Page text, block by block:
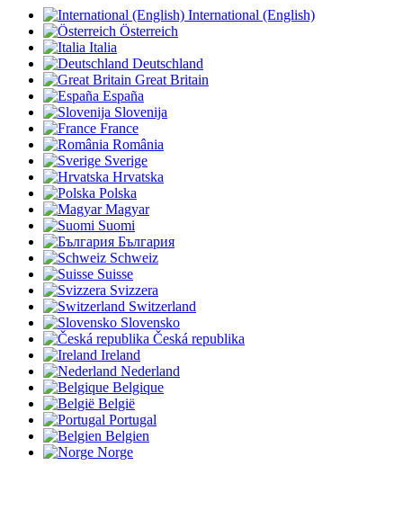
International (English)
Österreich
Italia
Deutschland
Great Britain
España
Slovenija
France
România
Sverige
Hrvatska
Polska
Magyar
Suomi
България
Schweiz
Suisse
Svizzera
Switzerland
Slovensko
Česká republika
Ireland
Nederland
Belgique
België
Portugal
Belgien
Norge